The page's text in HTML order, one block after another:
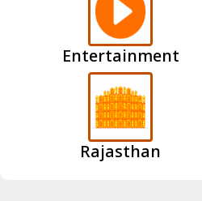
Entertainment
Rajasthan